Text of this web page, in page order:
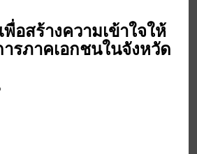
พื่อสร้างความเข้าใจให้
รภาคเอกชนในจังหวัด